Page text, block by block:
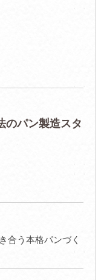
のパン製造スタ
合う本格パンづく